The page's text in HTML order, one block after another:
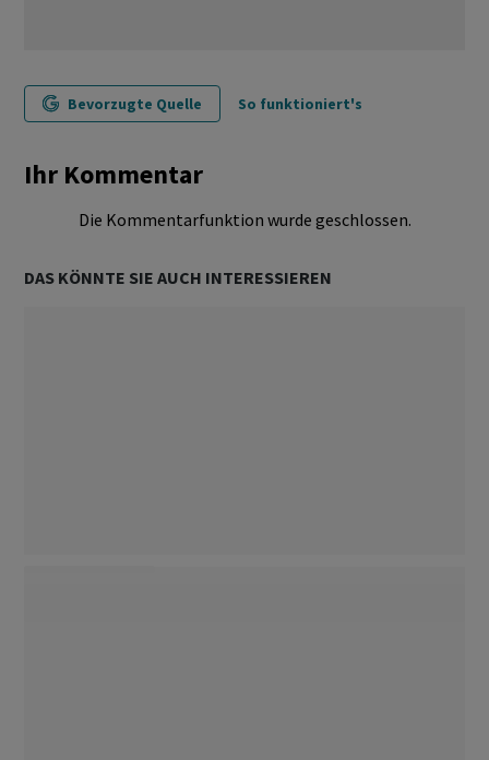
Bevorzugte Quelle So funktioniert's
Ihr Kommentar
Die Kommentarfunktion wurde geschlossen.
DAS KÖNNTE SIE AUCH INTERESSIEREN